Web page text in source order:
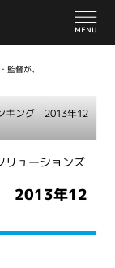
監督が、
キング 2013年12
リューションズ
2013年12